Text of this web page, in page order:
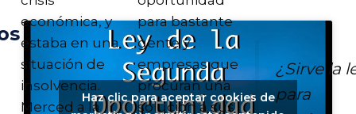
económica, y
estaba en una
situación de
insolvencia.
Merced a la
para bastante
gente y
empresas que
procuran una
solución a sus
¿Sirve la
para
Haz clic para aceptar cookies de